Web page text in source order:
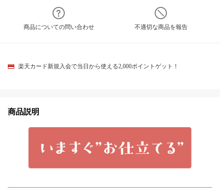
商品についての問い合わせ 不適切な商品を報告
楽天カード新規入会で当日から使える2,000ポイントゲット！
商品説明